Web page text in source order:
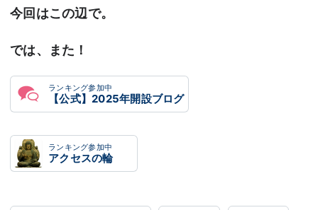
今回はこの辺で。
では、また！
ランキング参加中
【公式】2025年開設ブログ
ランキング参加中
アクセスの輪